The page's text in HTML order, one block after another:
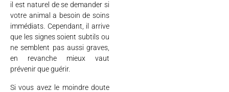
il est naturel de se demander si
votre animal a besoin de soins
immédiats. Cependant, il arrive
que les signes soient subtils ou
ne semblent pas aussi graves,
en revanche mieux vaut
prévenir que guérir.
Si vous avez le moindre doute